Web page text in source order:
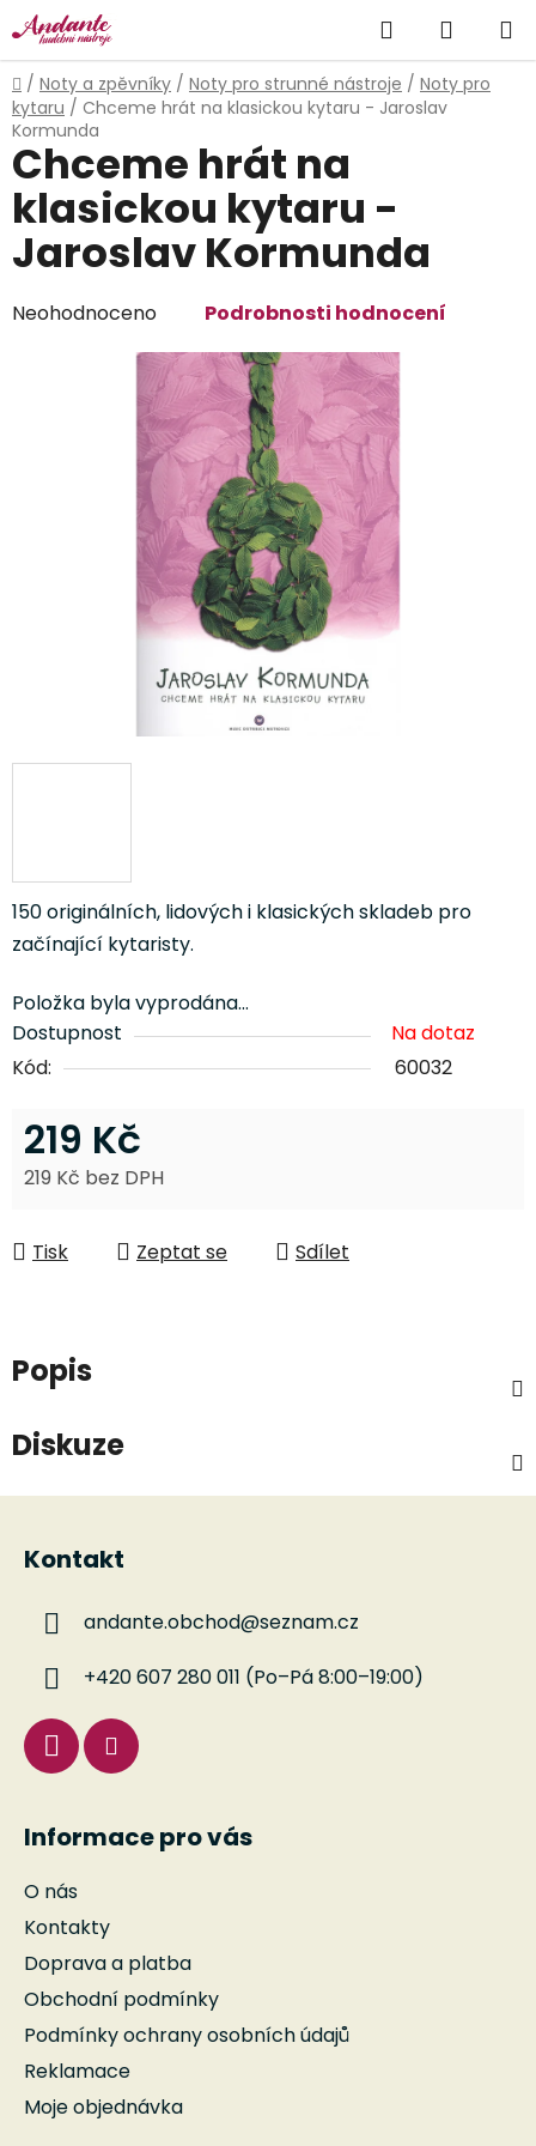
Přejít
na
obsah
Hledat
KOŠÍK
Domů
/ Noty a zpěvníky / Noty pro strunné nástroje / Noty pro
kytaru / Chceme hrát na klasickou kytaru - Jaroslav
Kormunda
150 originálních, lidových i klasických skladeb pro
začínající kytaristy.
Položka byla vyprodána…
Dostupnost
Na dotaz
Kód:
60032
219 Kč
219 Kč bez DPH
Tisk
Zeptat se Sdílet
Chceme hrát na
klasickou kytaru -
Jaroslav Kormunda
Průměrné
Neohodnoceno Podrobnosti hodnocení
Popis
Diskuze
Z
Kontakt
andante.obchod@seznam.cz
+420 607 280 011 (Po–Pá 8:00–19:00)
Informace pro vás
O nás
Kontakty
Doprava a platba
Obchodní podmínky
Podmínky ochrany osobních údajů
Reklamace
Moje objednávka